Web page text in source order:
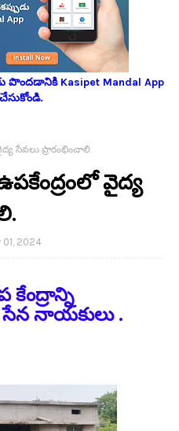
పొందడానికి Kasipet Mandal App
సేవలు ప్రారంభించాలి.
వైద్య
01, 2024
కేంద్రాన్ని
నాయకులు .